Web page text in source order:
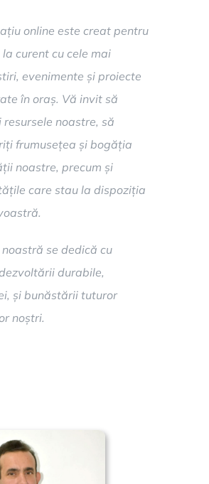
online este creat pentru
curent cu cele mai
evenimente și proiecte
în oraș. Vă invit să
noastre, să
frumusețea și bogăția
noastre, precum și
care stau la dispoziția
se dedică cu
durabile,
și bunăstării tuturor
noștri.